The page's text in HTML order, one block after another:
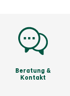
Beratung &
Kontakt